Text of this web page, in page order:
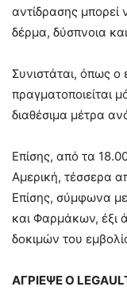
αντίδρασης
δέρμα, δύσπνοια
Συνιστάται, όπως ο
πραγματοποιείται
διαθέσιμα μέτρα
Επίσης, από τα
Αμερική, τέσσερα
Επίσης, σύμφωνα
και Φαρμάκων, έξι
δοκιμών του
ΑΓΡΙΕΨΕ Ο